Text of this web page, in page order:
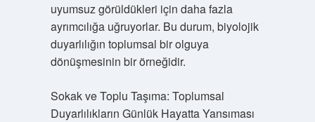
uyumsuz görüldükleri için daha fazla
ayrımcılığa uğruyorlar. Bu durum, biyolojik
duyarlılığın toplumsal bir olguya
dönüşmesinin bir örneğidir.
Sokak ve Toplu Taşıma: Toplumsal
Duyarlılıkların Günlük Hayatta Yansıması